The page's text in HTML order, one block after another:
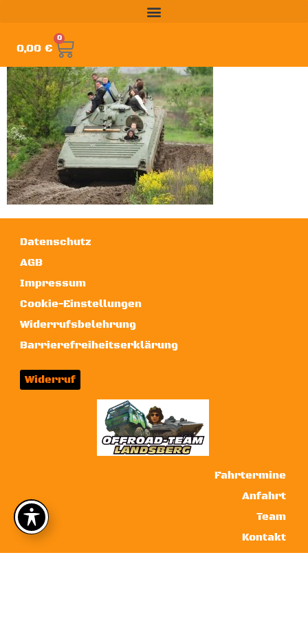
0,00 €
0
Datenschutz
AGB
Impressum
Cookie-Einstellungen
Widerrufsbelehrung
Barrierefreiheitserklärung
Widerruf
Fahrtermine
Anfahrt
Team
Kontakt